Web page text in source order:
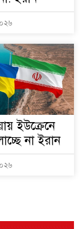
ইউক্রেনে
না ইরান